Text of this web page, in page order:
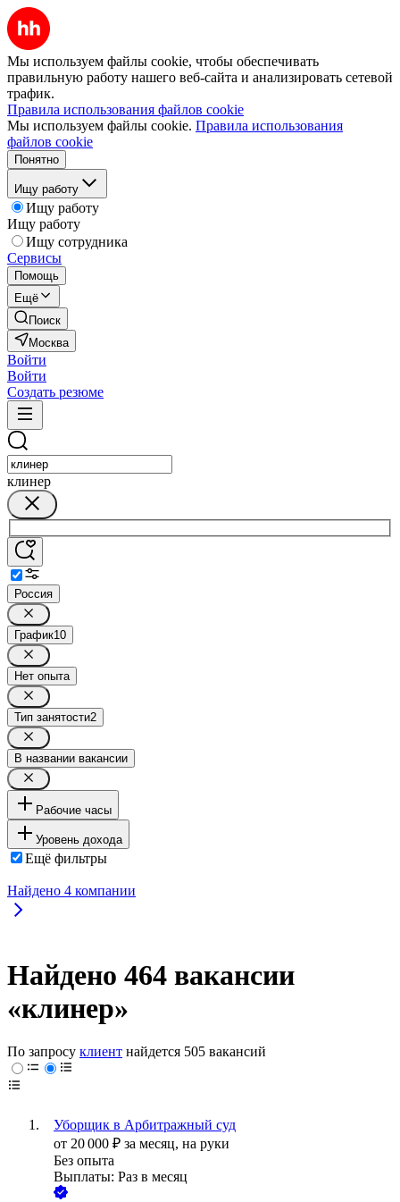
Мы используем файлы cookie, чтобы обеспечивать
правильную работу нашего веб-сайта и анализировать сетевой
трафик.
Правила использования файлов cookie
Мы используем файлы cookie. Правила использования
файлов cookie
Понятно
Ищу работу
Ищу работу
Ищу работу
Ищу сотрудника
Сервисы
Помощь
Ещё
Поиск
Москва
Войти
Войти
Создать резюме
клинер
Россия
График10
Нет опыта
Тип занятости2
В названии вакансии
Рабочие часы
Уровень дохода
Ещё фильтры
Найдено 4 компании
Найдено 464 вакансии
«клинер»
По запросу клиент найдется 505 вакансий
Уборщик в Арбитражный суд
от 20 000 ₽ за месяц, на руки
Без опыта
Выплаты: Раз в месяц